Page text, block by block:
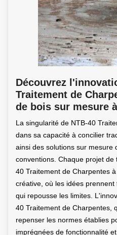
Découvrez
Traitement de
de bois sur mesure
La singularité de NTB-40
dans sa capacité à concilier
ainsi des solutions sur mesure
conventions. Chaque projet
40 Traitement de Charpentes
créative, où les idées
qui repousse les limites.
40 Traitement de Charpentes,
repenser les normes établies
imprégnées de fonctionnalité